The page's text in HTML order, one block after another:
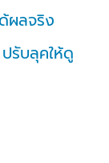
ผลจริง
รับลุคให้ดู